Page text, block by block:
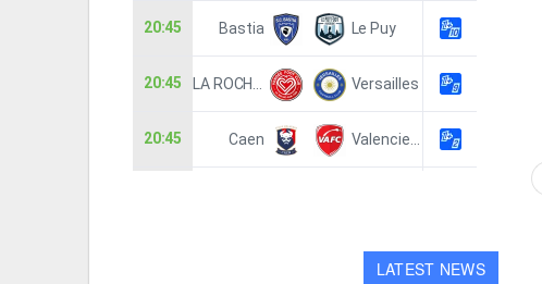
LATEST NEWS